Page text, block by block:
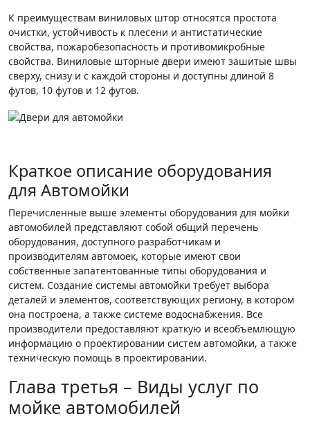
К преимуществам виниловых штор относятся простота
очистки, устойчивость к плесени и антистатические
свойства, пожаробезопасность и противомикробные
свойства. Виниловые шторные двери имеют зашитые швы
сверху, снизу и с каждой стороны и доступны длиной 8
футов, 10 футов и 12 футов.
Краткое описание оборудования
для Автомойки
Перечисленные выше элементы оборудования для мойки
автомобилей представляют собой общий перечень
оборудования, доступного разработчикам и
производителям автомоек, которые имеют свои
собственные запатентованные типы оборудования и
систем. Создание системы автомойки требует выбора
деталей и элементов, соответствующих региону, в котором
она построена, а также системе водоснабжения. Все
производители предоставляют краткую и всеобъемлющую
информацию о проектировании систем автомойки, а также
техническую помощь в проектировании.
Глава третья – Виды услуг по
мойке автомобилей